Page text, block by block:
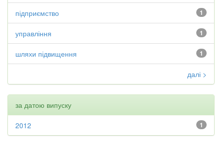
1
підприємство
1
управління
1
шляхи підвищення
далі >
за датою випуску
1
2012